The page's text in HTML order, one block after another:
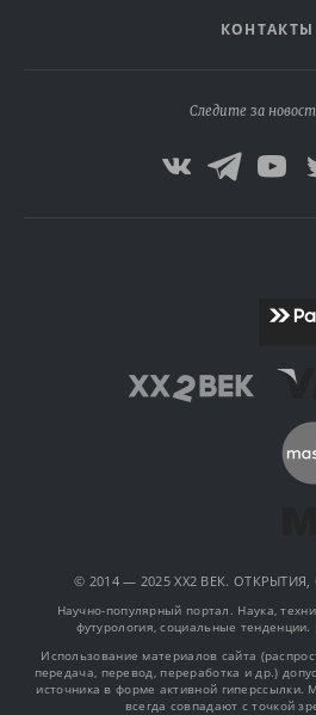
КОНТАКТЫ
Следите за
© 2014 — 2025 XX2 ВЕК.
Научно-популярный портал. Наука,
футурология, социальные
Использование материалов сайта
передача, перевод, переработка и др.)
источника в форме активной гиперссылки.
всегда совпадают с точкой